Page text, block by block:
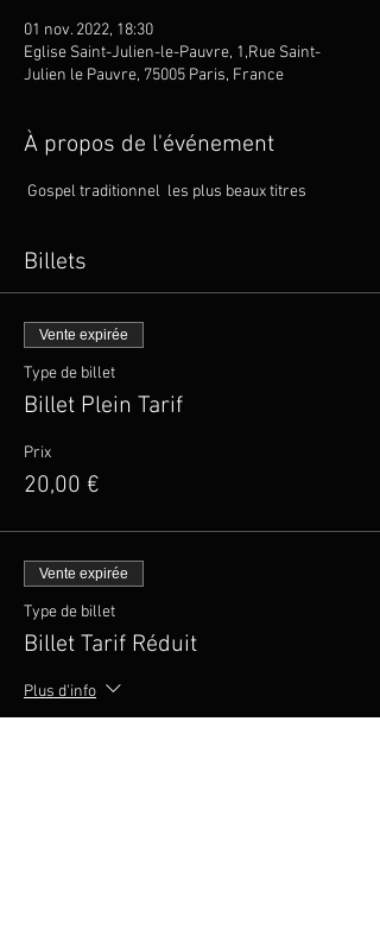
01 nov. 2022, 18:30
Eglise Saint-Julien-le-Pauvre, 1,Rue Saint-
Julien le Pauvre, 75005 Paris, France
À propos de l'événement
Gospel traditionnel  les plus beaux titres
Billets
Vente expirée
Type de billet
Billet Plein Tarif
Prix
20,00 €
Vente expirée
Type de billet
Billet Tarif Réduit
Plus d'info